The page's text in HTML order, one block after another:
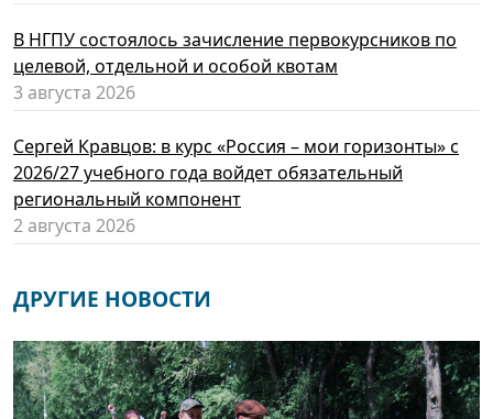
В НГПУ состоялось зачисление первокурсников по
целевой, отдельной и особой квотам
3 августа 2026
Сергей Кравцов: в курс «Россия – мои горизонты» с
2026/27 учебного года войдет обязательный
региональный компонент
2 августа 2026
ДРУГИЕ НОВОСТИ